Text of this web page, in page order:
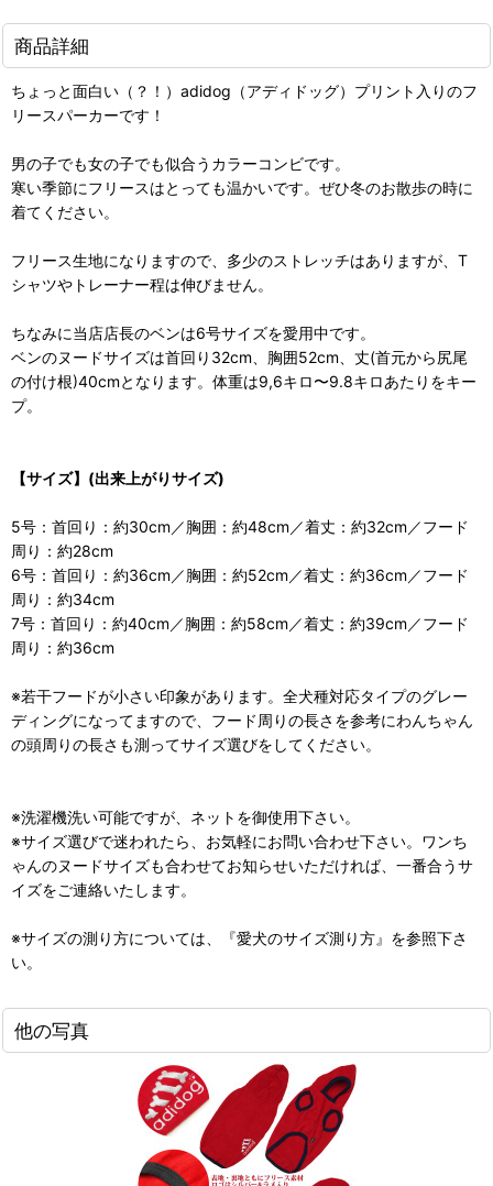
商品詳細
ちょっと面白い（？！）adidog（アディドッグ）プリント入りのフ
リースパーカーです！
男の子でも女の子でも似合うカラーコンビです。
寒い季節にフリースはとっても温かいです。ぜひ冬のお散歩の時に
着てください。
フリース生地になりますので、多少のストレッチはありますが、T
シャツやトレーナー程は伸びません。
ちなみに当店店長のベンは6号サイズを愛用中です。
ベンのヌードサイズは首回り32cm、胸囲52cm、丈(首元から尻尾
の付け根)40cmとなります。体重は9,6キロ〜9.8キロあたりをキー
プ。
【サイズ】(出来上がりサイズ)
5号：首回り：約30cm／胸囲：約48cm／着丈：約32cm／フード
周り：約28cm
6号：首回り：約36cm／胸囲：約52cm／着丈：約36cm／フード
周り：約34cm
7号：首回り：約40cm／胸囲：約58cm／着丈：約39cm／フード
周り：約36cm
※若干フードが小さい印象があります。全犬種対応タイプのグレー
ディングになってますので、フード周りの長さを参考にわんちゃん
の頭周りの長さも測ってサイズ選びをしてください。
※洗濯機洗い可能ですが、ネットを御使用下さい。
※サイズ選びで迷われたら、お気軽にお問い合わせ下さい。ワンち
ゃんのヌードサイズも合わせてお知らせいただければ、一番合うサ
イズをご連絡いたします。
※サイズの測り方については、『愛犬のサイズ測り方』を参照下さ
い。
他の写真